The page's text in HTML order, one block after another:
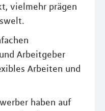
vielmehr prägen
Arbeitgeber
Arbeiten und
haben auf